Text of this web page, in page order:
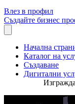
Влез в профил
Създайте бизнес
Начална
Каталог на
Създаване
Дигитални